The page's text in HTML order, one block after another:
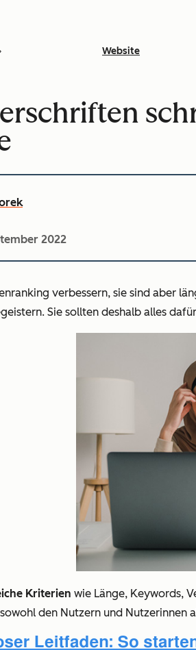
Website
2022
verbessern, sie sind aber
Sie sollten deshalb alles
Kriterien wie Länge, Keywords,
den Nutzern und Nutzerinnen